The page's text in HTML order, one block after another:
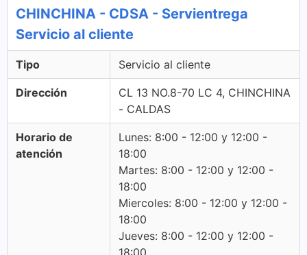
CHINCHINA - CDSA - Servientrega
Servicio al cliente
Tipo Servicio al cliente
Dirección
CL 13 NO.8-70 LC 4, CHINCHINA
- CALDAS
Horario de
atención
Lunes: 8:00 - 12:00 y 12:00 -
18:00
Martes: 8:00 - 12:00 y 12:00 -
18:00
Miercoles: 8:00 - 12:00 y 12:00 -
18:00
Jueves: 8:00 - 12:00 y 12:00 -
18:00